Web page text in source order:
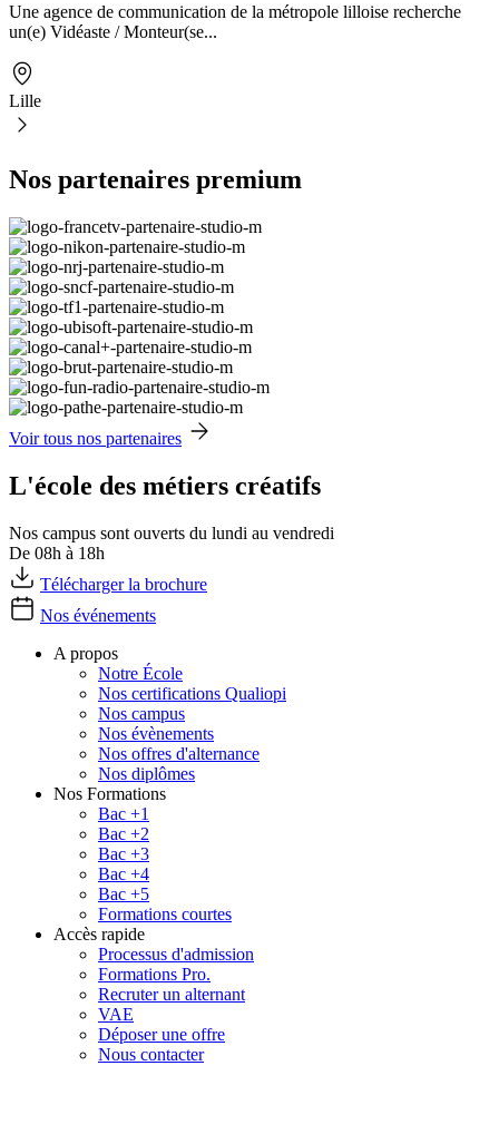
Une agence de communication de la métropole lilloise recherche
un(e) Vidéaste / Monteur(se...
Lille
Nos partenaires premium
Voir tous nos partenaires
L'école des métiers créatifs
Nos campus sont ouverts du lundi au vendredi
De 08h à 18h
Télécharger la brochure
Nos événements
A propos
Notre École
Nos certifications Qualiopi
Nos campus
Nos évènements
Nos offres d'alternance
Nos diplômes
Nos Formations
Bac +1
Bac +2
Bac +3
Bac +4
Bac +5
Formations courtes
Accès rapide
Processus d'admission
Formations Pro.
Recruter un alternant
VAE
Déposer une offre
Nous contacter